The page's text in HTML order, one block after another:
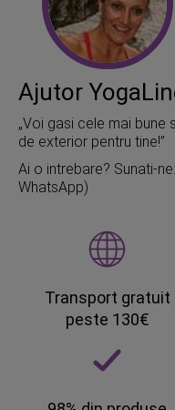
Ajutor
„Voi gasi cele mai
de exterior pentru tine!”
Ai o intrebare? Sunati-ne:
WhatsApp)
Transport gratuit
peste 130€